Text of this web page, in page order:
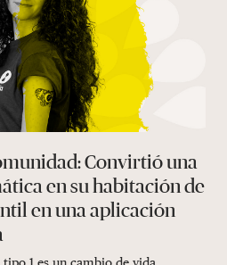
Convirtió una
en su habitación de
en una aplicación